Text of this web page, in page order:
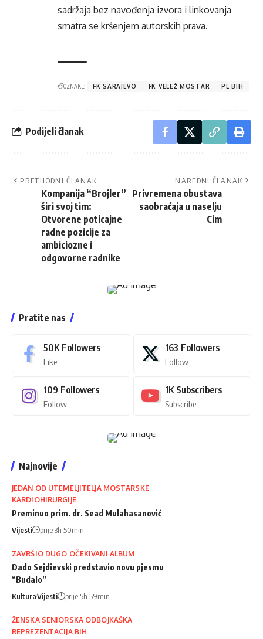
sadržaja bez navođenja izvora i linkovanja
smatra se kršenjem autorskih prava.
OZNAKE: FK SARAJEVO FK VELEŽ MOSTAR PL BIH
Podijeli članak
PRETHODNI ČLANAK
Kompanija “Brojler”
širi svoj tim:
Otvorene poticajne
radne pozicije za
ambiciozne i
odgovorne radnike
NAREDNI ČLANAK
Privremena obustava
saobraćaja u naselju
Cim
Pratite nas
50K Followers
Like
163 Followers
Follow
109 Followers
Follow
1K Subscribers
Subscribe
Najnovije
JEDAN OD UTEMELJITELJA MOSTARSKE
KARDIOHIRURGIJE
Preminuo prim. dr. Sead Mulahasanović
Vijesti prije 3h 50min
ZAVRŠIO DUGO OČEKIVANI ALBUM
Dado Sejdievski predstavio novu pjesmu
“Budalo”
KulturaVijesti prije 5h 59min
ŽENSKA SENIORSKA ODBOJKAŠKA
REPREZENTACIJA BIH